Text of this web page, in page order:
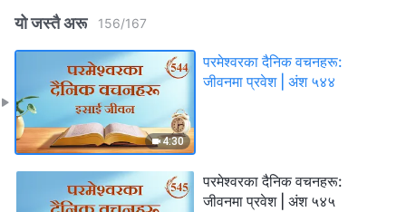
यो जस्तै अरू 156/167
4:30
परमेश्‍वरका दैनिक वचनहरू:
जीवनमा प्रवेश | अंश ५४४
परमेश्‍वरका दैनिक वचनहरू:
जीवनमा प्रवेश | अंश ५४५